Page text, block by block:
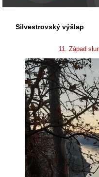
Silvestrovský výšlap
11. Západ